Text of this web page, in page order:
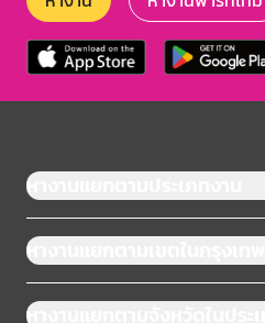
หางานแยกตามประเภทงาน
หางานแยกตามเขตในกรุงเทพ
หางานแยกตามจังหวัดในประเ